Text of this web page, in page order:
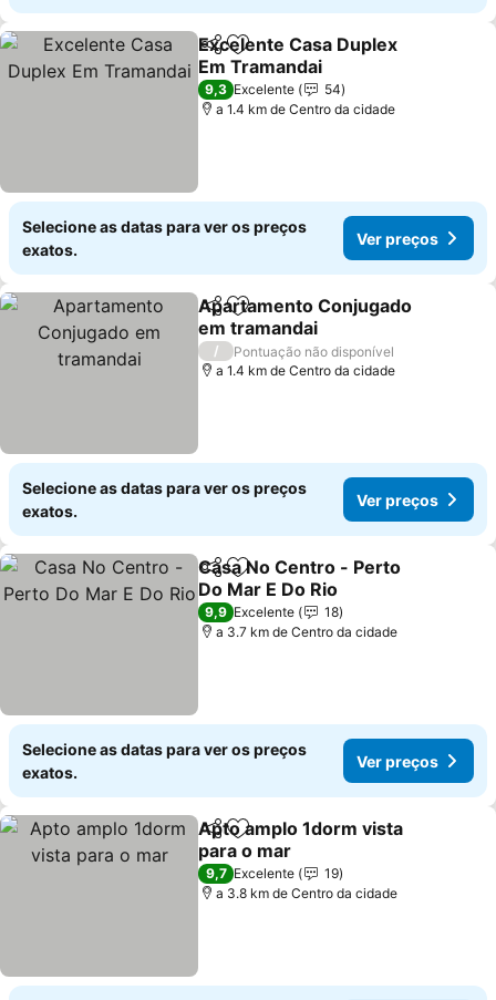
PartilharAdicionar aos favoritos
Excelente Casa Duplex
Em Tramandai
9,3 Excelente
54
a 1.4 km de Centro da cidade
Selecione as datas para ver os preços
exatos.
Ver preços
PartilharAdicionar aos favoritos
Apartamento Conjugado
em tramandai
/
Pontuação não disponível
a 1.4 km de Centro da cidade
Selecione as datas para ver os preços
exatos.
Ver preços
PartilharAdicionar aos favoritos
Casa No Centro - Perto
Do Mar E Do Rio
9,9 Excelente
18
a 3.7 km de Centro da cidade
Selecione as datas para ver os preços
exatos.
Ver preços
PartilharAdicionar aos favoritos
Apto amplo 1dorm vista
para o mar
9,7 Excelente
19
a 3.8 km de Centro da cidade